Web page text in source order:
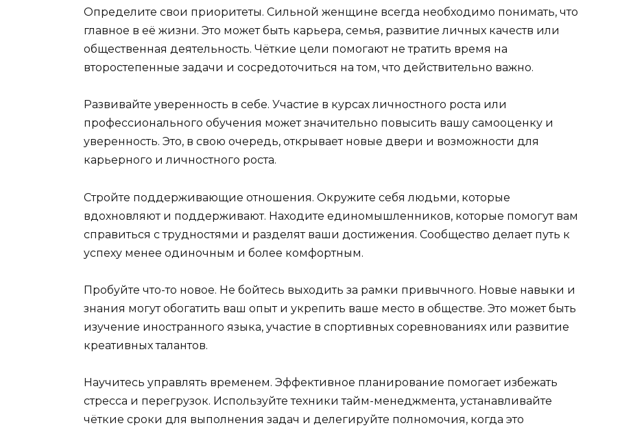
Определите свои приоритеты. Сильной женщине всегда необходимо понимать, что
главное в её жизни. Это может быть карьера, семья, развитие личных качеств или
общественная деятельность. Чёткие цели помогают не тратить время на
второстепенные задачи и сосредоточиться на том, что действительно важно.
Развивайте уверенность в себе. Участие в курсах личностного роста или
профессионального обучения может значительно повысить вашу самооценку и
уверенность. Это, в свою очередь, открывает новые двери и возможности для
карьерного и личностного роста.
Стройте поддерживающие отношения. Окружите себя людьми, которые
вдохновляют и поддерживают. Находите единомышленников, которые помогут вам
справиться с трудностями и разделят ваши достижения. Сообщество делает путь к
успеху менее одиночным и более комфортным.
Пробуйте что-то новое. Не бойтесь выходить за рамки привычного. Новые навыки и
знания могут обогатить ваш опыт и укрепить ваше место в обществе. Это может быть
изучение иностранного языка, участие в спортивных соревнованиях или развитие
креативных талантов.
Научитесь управлять временем. Эффективное планирование помогает избежать
стресса и перегрузок. Используйте техники тайм-менеджмента, устанавливайте
чёткие сроки для выполнения задач и делегируйте полномочия, когда это